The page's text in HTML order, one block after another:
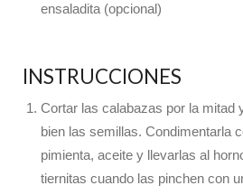
ensaladita (opcional)
INSTRUCCIONES
Cortar las calabazas por la mitad
bien las semillas. Condimentarla
pimienta, aceite y llevarlas al
tiernitas cuando las pinchen con